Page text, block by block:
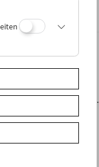
an der Kassa.